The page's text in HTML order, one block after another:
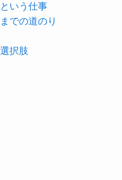
いう仕事
での道のり
択肢